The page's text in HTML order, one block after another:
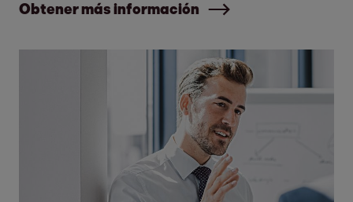
Obtener más información